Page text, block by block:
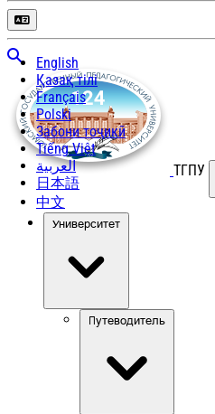
English
Қазақ тілі
Français
Polski
Забони тоҷикӣ
Tiếng Việt
العربية
日本語
中文
ТГПУ
Университет
Путеводитель